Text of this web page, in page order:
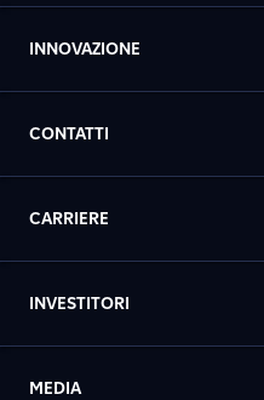
INNOVAZIONE
CONTATTI
CARRIERE
INVESTITORI
MEDIA